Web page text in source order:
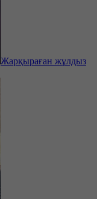
Жарқыраған жұлдыз